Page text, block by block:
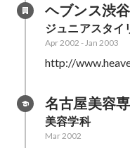
ヘブンス渋谷
ジュニアスタイ
Apr 2002 -Jan 2003
http://
名古屋美容
美容学科
Mar 2002